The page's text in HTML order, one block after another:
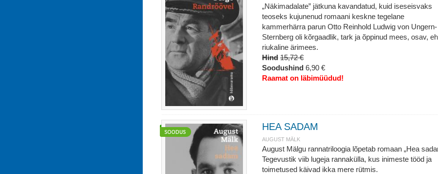
„Näkimadalate” jätkuna kavandatud, kuid iseseisvaks
teoseks kujunenud romaani keskne tegelane
kammerhärra parun Otto Reinhold Ludwig von Ungern-
Sternberg oli kõrgaadlik, tark ja õppinud mees, osav,
riukaline ärimees.
Hind 15,72 €
Soodushind 6,90 €
Raamat on läbimüüdud!
HEA SADAM
AUGUST MÄLK
August Mälgu rannatriloogia lõpetab romaan „Hea
Tegevustik viib lugeja rannakülla, kus inimeste tööd ja
toimetused käivad ikka mere rütmis.